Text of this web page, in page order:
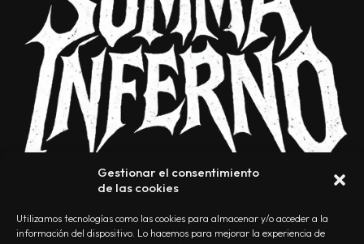
Gestionar el consentimiento
de las cookies
Utilizamos tecnologías como las cookies para almacenar y/o acceder a la
información del dispositivo. Lo hacemos para mejorar la experiencia de